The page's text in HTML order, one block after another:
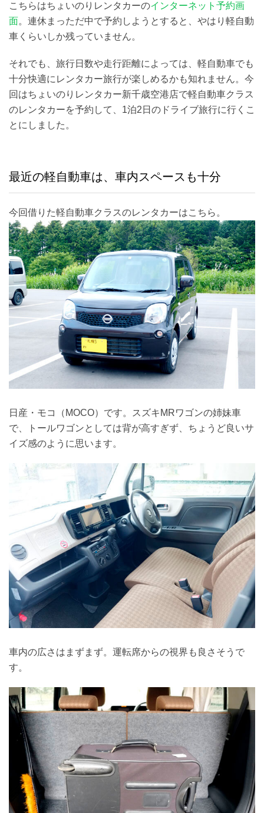
こちらはちょいのりレンタカーのインターネット予約画
面。連休まっただ中で予約しようとすると、やはり軽自動
車くらいしか残っていません。
それでも、旅行日数や走行距離によっては、軽自動車でも
十分快適にレンタカー旅行が楽しめるかも知れません。今
回はちょいのりレンタカー新千歳空港店で軽自動車クラス
のレンタカーを予約して、1泊2日のドライブ旅行に行くこ
とにしました。
最近の軽自動車は、車内スペースも十分
今回借りた軽自動車クラスのレンタカーはこちら。
日産・モコ（MOCO）です。スズキMRワゴンの姉妹車
で、トールワゴンとしては背が高すぎず、ちょうど良いサ
イズ感のように思います。
車内の広さはまずまず。運転席からの視界も良さそうで
す。